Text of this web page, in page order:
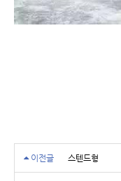
이전글 스텐드형